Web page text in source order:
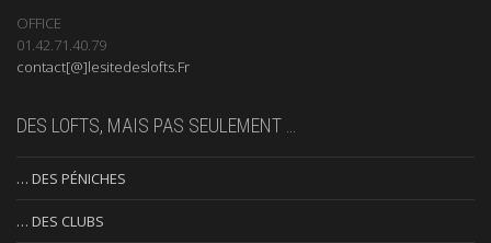
OFFICE
01.42.71.40.79
contact[@]lesitedeslofts.Fr
DES LOFTS, MAIS PAS SEULEMENT …
… DES PÉNICHES
… DES CLUBS